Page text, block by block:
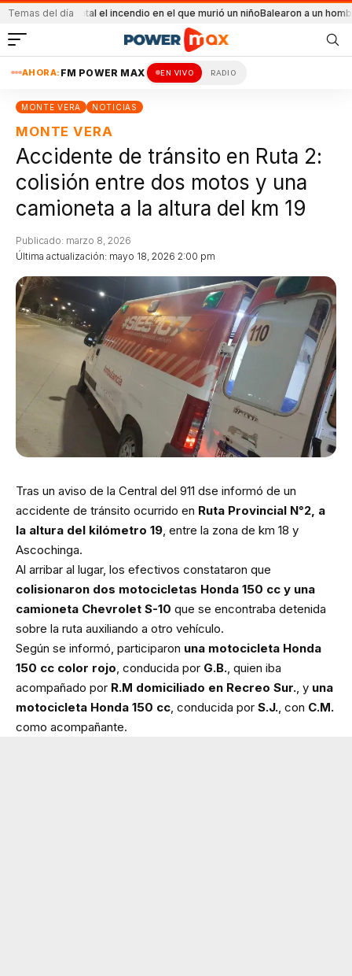
Temas del díael incendio en el que murió un niñoBalearon a un hombre en un
AHORA: FM POWER MAX EN VIVO RADIO
MONTE VERA NOTICIAS
MONTE VERA
Accidente de tránsito en Ruta 2:
colisión entre dos motos y una
camioneta a la altura del km 19
Última actualización: mayo 18, 2026 2:00 pm
Publicado: marzo 8, 2026
Tras un aviso de la Central del 911 dse informó de un
accidente de tránsito ocurrido en Ruta Provincial N°2, a
la altura del kilómetro 19 , entre la zona de km 18 y
Ascochinga.
Al arribar al lugar, los efectivos constataron que
colisionaron dos motocicletas Honda 150 cc y una
camioneta Chevrolet S-10 que se encontraba detenida
sobre la ruta auxiliando a otro vehículo.
Según se informó, participaron una motocicleta Honda
150 cc color rojo , conducida por G.B. , quien iba
acompañado por R.M domiciliado en Recreo Sur. , y una
motocicleta Honda 150 cc , conducida por S.J. , con C.M.
como acompañante.